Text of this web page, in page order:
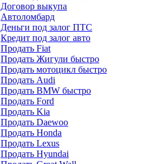
Договор выкупа
Автоломбард
Деньги под залог ПТС
Кредит под залог авто
Продать Fiat
Продать Жигули быстро
Продать мотоцикл быстро
Продать Audi
Продать BMW быстро
Продать Ford
Продать Kia
Продать Daewoo
Продать Honda
Продать Lexus
Продать Hyundai